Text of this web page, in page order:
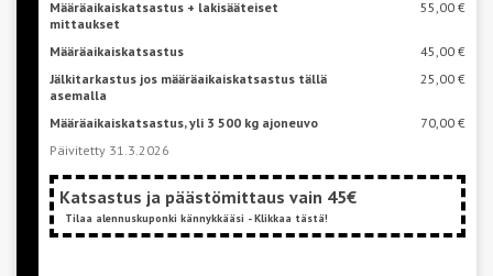
Määräaikaiskatsastus + lakisääteiset
mittaukset
55,00 €
Määräaikaiskatsastus
45,00 €
Jälkitarkastus jos määräaikaiskatsastus tällä
asemalla
25,00 €
Määräaikaiskatsastus, yli 3 500 kg ajoneuvo
70,00 €
Päivitetty 31.3.2026
Katsastus ja päästömittaus vain 45€
Tilaa alennuskuponki kännykkääsi - Klikkaa tästä!